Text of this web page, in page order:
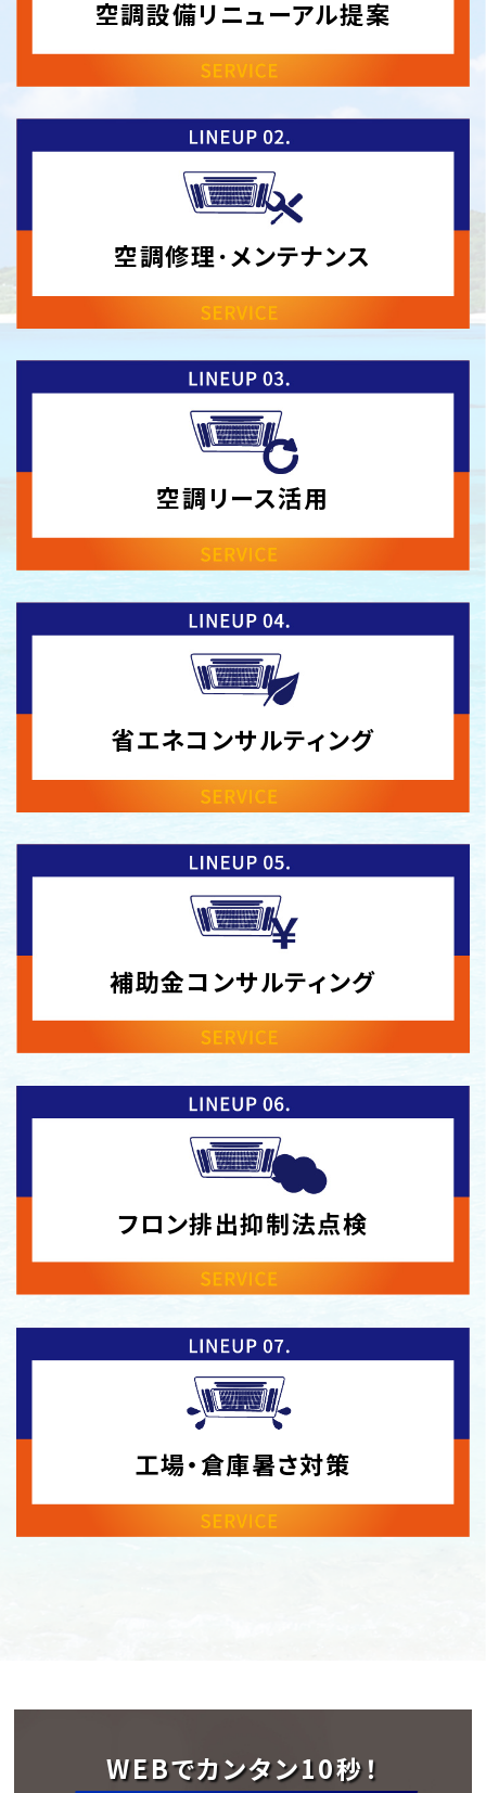
空調設備リニューアル提案
空調修理･メンテナンス
空調リース活用
省エネコンサルティング
補助金コンサルティング
フロン排出抑制法点検
工場・倉庫暑さ対策
WEBでカンタン10秒！